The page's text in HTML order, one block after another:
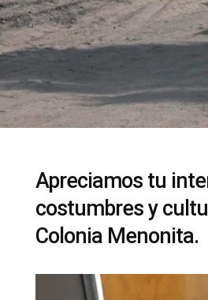
Apreciamos tu
costumbres y
Colonia Menonita.